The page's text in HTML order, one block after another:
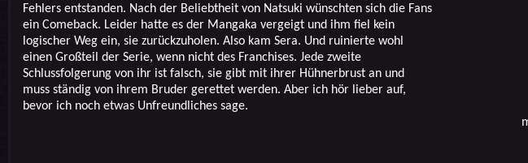
Fehlers entstanden. Nach der Beliebtheit von Natsuki wünschten sich die Fans
ein Comeback. Leider hatte es der Mangaka vergeigt und ihm fiel kein
logischer Weg ein, sie zurückzuholen. Also kam Sera. Und ruinierte wohl
einen Großteil der Serie, wenn nicht des Franchises. Jede zweite
Schlussfolgerung von ihr ist falsch, sie gibt mit ihrer Hühnerbrust an und
muss ständig von ihrem Bruder gerettet werden. Aber ich hör lieber auf,
bevor ich noch etwas Unfreundliches sage.